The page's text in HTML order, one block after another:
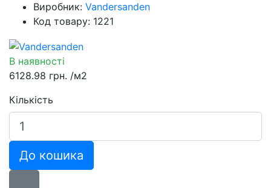
Виробник: Vandersanden
Код товару: 1221
В наявності
6128.98 грн. /м2
Кількість
До кошика